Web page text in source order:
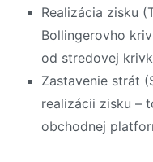
Realizácia zisku
Bollingerovho
od stredovej
Zastavenie strát
realizácii zisku –
obchodnej